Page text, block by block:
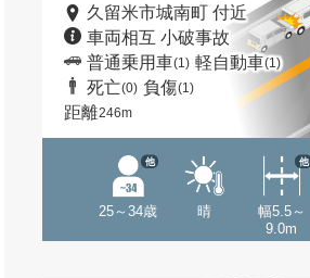
久留米市城南町 付近
車両相互 小破事故
普通乗用車(1) 軽自動車(1)
死亡(0) 負傷(1)
距離246m
25～34歳
他
晴
幅5.5～
9.0m
他